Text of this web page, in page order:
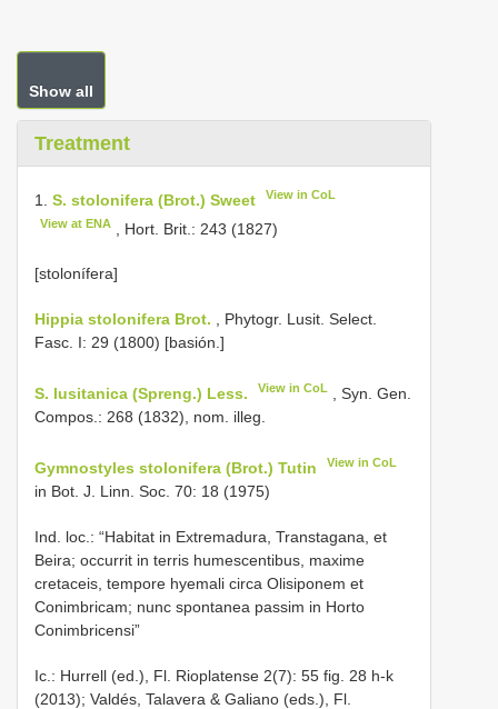
Show all
Treatment
1. S. stolonifera (Brot.) Sweet View in CoL
View at ENA , Hort. Brit.: 243 (1827)
[stolonífera]
Hippia stolonifera Brot. , Phytogr. Lusit. Select.
Fasc. I: 29 (1800) [basión.]
S. lusitanica (Spreng.) Less. View in CoL
, Syn. Gen.
Compos.: 268 (1832), nom. illeg.
Gymnostyles stolonifera (Brot.) Tutin View in CoL
in Bot. J. Linn. Soc. 70: 18 (1975)
Ind. loc.: “Habitat in Extremadura, Transtagana, et
Beira; occurrit in terris humescentibus, maxime
cretaceis, tempore hyemali circa Olisiponem et
Conimbricam; nunc spontanea passim in Horto
Conimbricensi”
Ic.: Hurrell (ed.), Fl. Rioplatense 2(7): 55 fig. 28 h-k
(2013); Valdés, Talavera & Galiano (eds.), Fl.